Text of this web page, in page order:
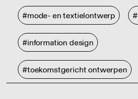
#mode- en textielontwerp
#information design
#toekomstgericht ontwerpen